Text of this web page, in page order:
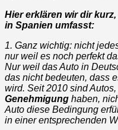
Hier erklären wir dir
in Spanien umfasst:
1. Ganz wichtig: nicht
nur weil es noch perfekt
Nur weil das Auto in
das nicht bedeuten, dass
wird. Seit 2010 sind
Genehmigung haben,
Auto diese Bedingung
in einer entsprechenden